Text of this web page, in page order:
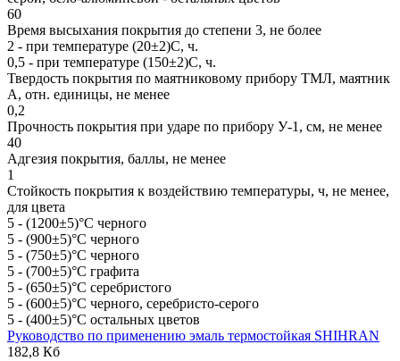
60
Время высыхания покрытия до степени 3, не более
2 - при температуре (20±2)С, ч.
0,5 - при температуре (150±2)С, ч.
Твердость покрытия по маятниковому прибору ТМЛ, маятник
А, отн. единицы, не менее
0,2
Прочность покрытия при ударе по прибору У-1, см, не менее
40
Адгезия покрытия, баллы, не менее
1
Стойкость покрытия к воздействию температуры, ч, не менее,
для цвета
5 - (1200±5)°С черного
5 - (900±5)°С черного
5 - (750±5)°С черного
5 - (700±5)°С графита
5 - (650±5)°С серебристого
5 - (600±5)°С черного, серебристо-серого
5 - (400±5)°С остальных цветов
Руководство по применению эмаль термостойкая SHIHRAN
182,8 Кб